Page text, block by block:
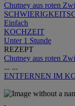
Chutney aus roten
Einfach
KOCHZEIT
Unter 1 Stunde
REZEPT
Chutney aus roten
... ...
ENTFERNEN IM